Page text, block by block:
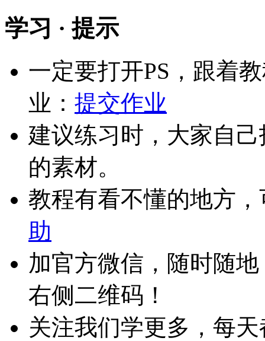
学习 · 提示
一定要打开PS，跟着
业： 提交作业
建议练习时，大家自
的素材。
教程有看不懂的地方
助
加官方微信，随时随
右侧二维码！
关注我们学更多，每